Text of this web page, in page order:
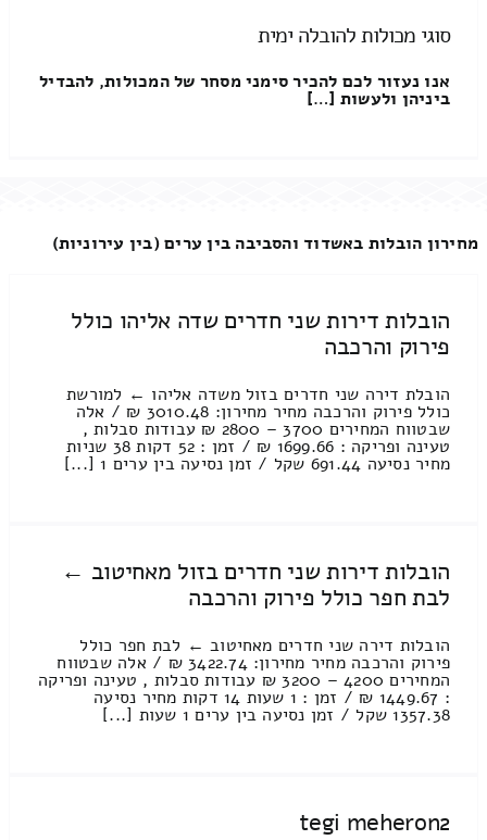
סוגי מכולות להובלה ימית
אנו נעזור לכם להכיר סימני מסחר של המכולות, להבדיל
ביניהן ולעשות […]
מחירון הובלות באשדוד והסביבה בין ערים (בין עירוניות)
הובלות דירות שני חדרים שדה אליהו כולל
פירוק והרכבה
הובלת דירה שני חדרים בזול משדה אליהו ← למורשת
כולל פירוק והרכבה מחיר מחירון: 3010.48 ₪ / אלה
שבטווח המחירים 3700 – 2800 ₪ עבודות סבלות ,
טעינה ופריקה : 1699.66 ₪ / זמן : 52 דקות 38 שניות
מחיר נסיעה 691.44 שקל / זמן נסיעה בין ערים 1 [...]
הובלות דירות שני חדרים בזול מאחיטוב ←
לבת חפר כולל פירוק והרכבה
הובלות דירה שני חדרים מאחיטוב ← לבת חפר כולל
פירוק והרכבה מחיר מחירון: 3422.74 ₪ / אלה שבטווח
המחירים 4200 – 3200 ₪ עבודות סבלות , טעינה ופריקה
: 1449.67 ₪ / זמן : 1 שעות 14 דקות מחיר נסיעה
1357.38 שקל / זמן נסיעה בין ערים 1 שעות [...]
tegi meheron2